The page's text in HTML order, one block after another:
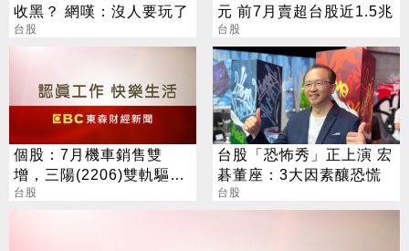
收黑？ 網嘆：沒人要玩了
台股
元 前7月賣超台股近1.5兆
台股
個股：7月機車銷售雙
增，三陽(2206)雙軌驅動
46.2%市占率居冠
台股
台股「恐怖秀」正上演 宏
碁董座：3大因素釀恐慌
台股